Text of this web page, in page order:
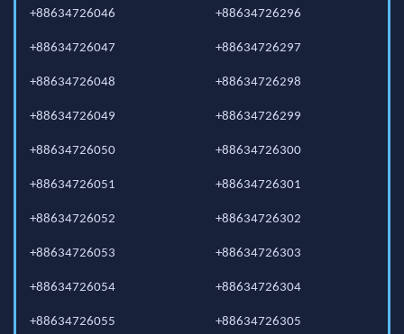
+88634726046
+88634726047
+88634726048
+88634726049
+88634726050
+88634726051
+88634726052
+88634726053
+88634726054
+88634726055
+88634726296
+88634726297
+88634726298
+88634726299
+88634726300
+88634726301
+88634726302
+88634726303
+88634726304
+88634726305